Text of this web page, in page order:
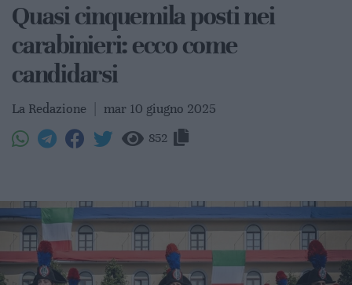
Quasi cinquemila posti nei
carabinieri: ecco come
candidarsi
La Redazione mar 10 giugno 2025
852